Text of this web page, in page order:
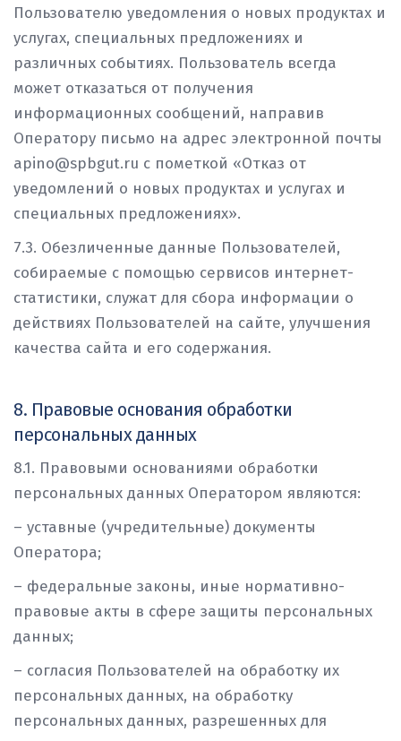
Пользователю уведомления о новых продуктах и
услугах, специальных предложениях и
различных событиях. Пользователь всегда
может отказаться от получения
информационных сообщений, направив
Оператору письмо на адрес электронной почты
apino@spbgut.ru с пометкой «Отказ от
уведомлений о новых продуктах и услугах и
специальных предложениях».
7.3. Обезличенные данные Пользователей,
собираемые с помощью сервисов интернет-
статистики, служат для сбора информации о
действиях Пользователей на сайте, улучшения
качества сайта и его содержания.
8. Правовые основания обработки
персональных данных
8.1. Правовыми основаниями обработки
персональных данных Оператором являются:
– уставные (учредительные) документы
Оператора;
– федеральные законы, иные нормативно-
правовые акты в сфере защиты персональных
данных;
– согласия Пользователей на обработку их
персональных данных, на обработку
персональных данных, разрешенных для